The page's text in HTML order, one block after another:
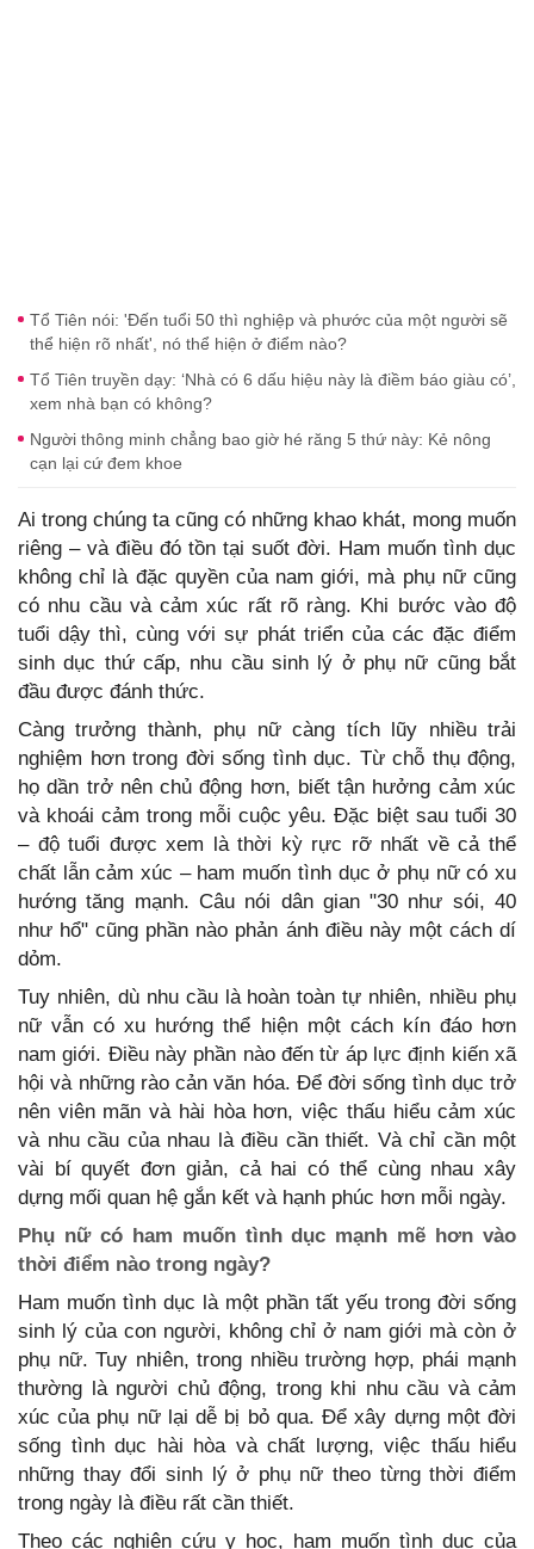
Tổ Tiên nói: 'Đến tuổi 50 thì nghiệp và phước của một người sẽ
thể hiện rõ nhất', nó thể hiện ở điểm nào?
Tổ Tiên truyền dạy: ‘Nhà có 6 dấu hiệu này là điềm báo giàu có’,
xem nhà bạn có không?
Người thông minh chẳng bao giờ hé răng 5 thứ này: Kẻ nông
cạn lại cứ đem khoe
Ai trong chúng ta cũng có những khao khát, mong muốn
riêng – và điều đó tồn tại suốt đời. Ham muốn tình dục
không chỉ là đặc quyền của nam giới, mà phụ nữ cũng
có nhu cầu và cảm xúc rất rõ ràng. Khi bước vào độ
tuổi dậy thì, cùng với sự phát triển của các đặc điểm
sinh dục thứ cấp, nhu cầu sinh lý ở phụ nữ cũng bắt
đầu được đánh thức.
Càng trưởng thành, phụ nữ càng tích lũy nhiều trải
nghiệm hơn trong đời sống tình dục. Từ chỗ thụ động,
họ dần trở nên chủ động hơn, biết tận hưởng cảm xúc
và khoái cảm trong mỗi cuộc yêu. Đặc biệt sau tuổi 30
– độ tuổi được xem là thời kỳ rực rỡ nhất về cả thể
chất lẫn cảm xúc – ham muốn tình dục ở phụ nữ có xu
hướng tăng mạnh. Câu nói dân gian "30 như sói, 40
như hổ" cũng phần nào phản ánh điều này một cách dí
dỏm.
Tuy nhiên, dù nhu cầu là hoàn toàn tự nhiên, nhiều phụ
nữ vẫn có xu hướng thể hiện một cách kín đáo hơn
nam giới. Điều này phần nào đến từ áp lực định kiến xã
hội và những rào cản văn hóa. Để đời sống tình dục trở
nên viên mãn và hài hòa hơn, việc thấu hiểu cảm xúc
và nhu cầu của nhau là điều cần thiết. Và chỉ cần một
vài bí quyết đơn giản, cả hai có thể cùng nhau xây
dựng mối quan hệ gắn kết và hạnh phúc hơn mỗi ngày.
Phụ nữ có ham muốn tình dục mạnh mẽ hơn vào
thời điểm nào trong ngày?
Ham muốn tình dục là một phần tất yếu trong đời sống
sinh lý của con người, không chỉ ở nam giới mà còn ở
phụ nữ. Tuy nhiên, trong nhiều trường hợp, phái mạnh
thường là người chủ động, trong khi nhu cầu và cảm
xúc của phụ nữ lại dễ bị bỏ qua. Để xây dựng một đời
sống tình dục hài hòa và chất lượng, việc thấu hiểu
những thay đổi sinh lý ở phụ nữ theo từng thời điểm
trong ngày là điều rất cần thiết.
Theo các nghiên cứu y học, ham muốn tình dục của